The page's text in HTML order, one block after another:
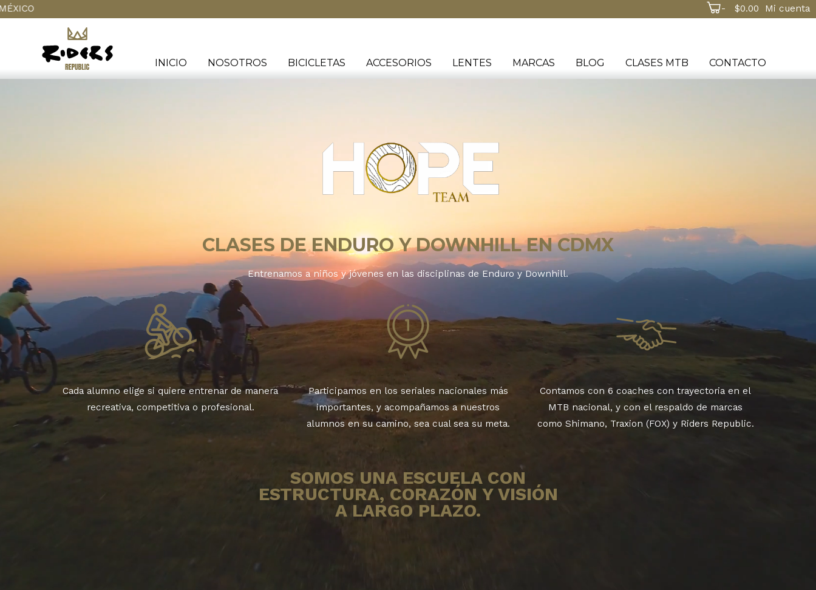
- $0.00 Mi cuenta
INICIO NOSOTROS BICICLETAS ACCESORIOS LENTES MARCAS BLOG CLASES MTB CONTACTO
CLASES DE ENDURO Y DOWNHILL EN CDMX
Entrenamos a niños y jóvenes en las disciplinas de Enduro y Downhill.
Cada alumno elige si quiere entrenar de manera
recreativa, competitiva o profesional.
Participamos en los seriales nacionales más
importantes, y acompañamos a nuestros
alumnos en su camino, sea cual sea su meta.
Contamos con 6 coaches con trayectoria en el
MTB nacional, y con el respaldo de marcas
como Shimano, Traxion (FOX) y Riders Republic.
SOMOS UNA ESCUELA CON
ESTRUCTURA, CORAZÓN Y VISIÓN
A LARGO PLAZO.